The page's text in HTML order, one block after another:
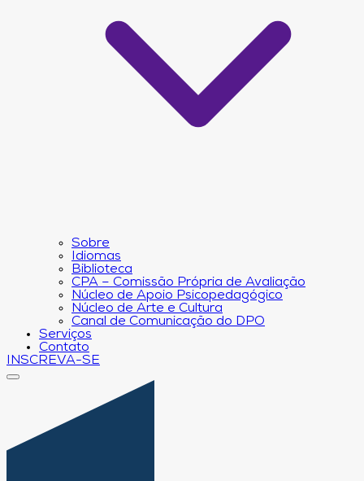
Sobre
Idiomas
Biblioteca
CPA – Comissão Própria de Avaliação
Núcleo de Apoio Psicopedagógico
Núcleo de Arte e Cultura
Canal de Comunicação do DPO
Serviços
Contato
INSCREVA-SE